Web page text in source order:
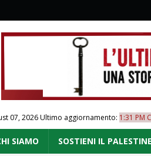
07, 2026Ultimo aggiornamento: 1:31 PM
SIAMO SOSTIENI IL